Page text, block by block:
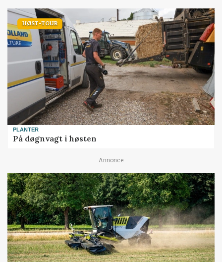
HØST-TOUR
PLANTER
På døgnvagt i høsten
Annonce